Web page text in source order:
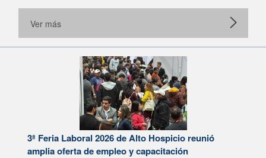
Ver más
3ª Feria Laboral 2026 de Alto Hospicio reunió
amplia oferta de empleo y capacitación